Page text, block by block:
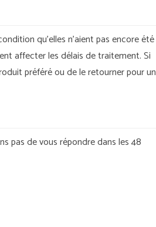
qu’elles n’aient pas encore été
affecter les délais de traitement. Si
préféré ou de le retourner pour un
pas de vous répondre dans les 48